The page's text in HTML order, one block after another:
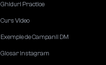
Ghiduri Practice
Curs Video
Exemple de Campanii DM
Glosar Instagram